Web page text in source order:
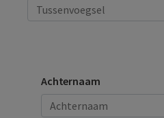
Achternaam